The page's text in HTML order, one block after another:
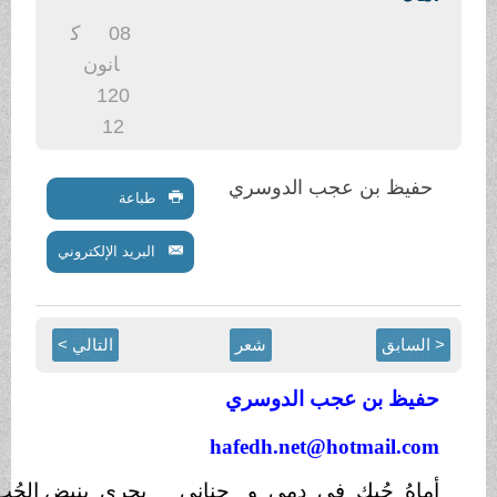
عجب الدوسري طباعة
البريد الإلكتروني
شعر
عجب الدوسري
في دمي و
جناني
يجري بِنبضِ الحُبِ في شِريانِي